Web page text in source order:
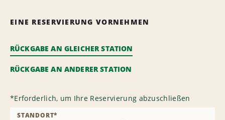
EINE RESERVIERUNG VORNEHMEN
RÜCKGABE AN GLEICHER STATION
RÜCKGABE AN ANDERER STATION
*Erforderlich, um Ihre Reservierung abzuschließen
STANDORT*